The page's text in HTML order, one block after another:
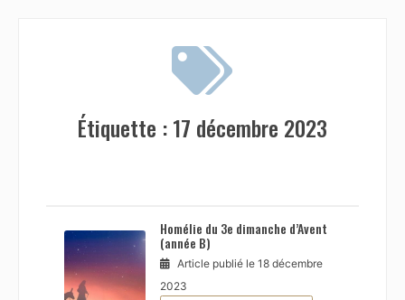
Étiquette :17 décembre 2023
Homélie du 3e dimanche d’Avent
(année B)
Article publié le 18 décembre
2023